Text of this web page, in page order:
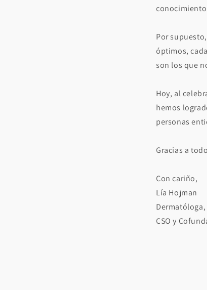
Por
óptimos,
son los que
Hoy, al
hemos
personas
Gracias a
Con cariño,
Lía Hojman
Dermatóloga,
CSO y